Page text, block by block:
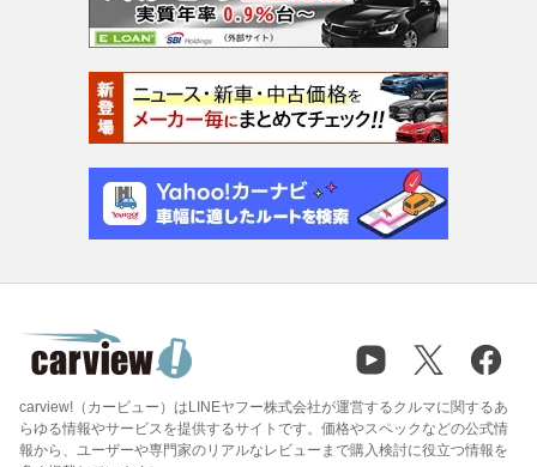
carview!（カービュー）はLINEヤフー株式会社が運営するクルマに関するあ
らゆる情報やサービスを提供するサイトです。価格やスペックなどの公式情
報から、ユーザーや専門家のリアルなレビューまで購入検討に役立つ情報を